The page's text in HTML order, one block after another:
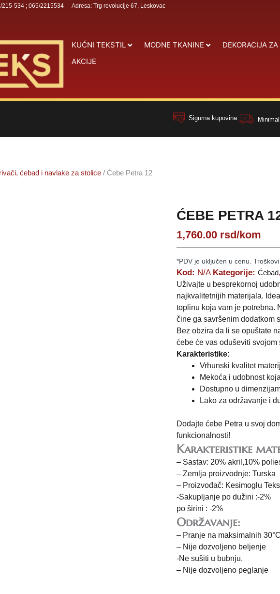
215-534 ; 065/2215534 Adresa: Trg revolucije 67, Leskovac
KUĆNI TEKSTIL MODNE TKANINE
DEKORACIJA
AKCIJE
Sigurna kupovina
ćebad i navlake za stolice / Ćebe Petra 12
ĆEBE PETRA
1,760.00 rsd/kom
*PDV je uključen u cenu.
Kod: N/A Kategorije: Ćebad
Uživajte u besprekornoj
najkvalitetnijih materijala.
toplinu koja vam je potrebna.
čine ga savršenim dodatkom
Bez obzira da li se opuštate
ćebe će vas oduševiti svojom
Karakteristike:
Vrhunski kvalitet
Mekoća i udobnost
Dostupno u
Lako za održavanje i
Dodajte ćebe Petra u svoj
funkcionalnosti!
Karakteristike
– Sastav: 20% akril,10%
– Zemlja proizvodnje: Turska
– Proizvođač: Kesimoglu
-Sakupljanje po dužini :-2%
po širini : -2%
Održavanje:
– Pranje na maksimalnih
– Nije dozvoljeno beljenje
-Ne sušiti u bubnju.
– Nije dozvoljeno peglanje